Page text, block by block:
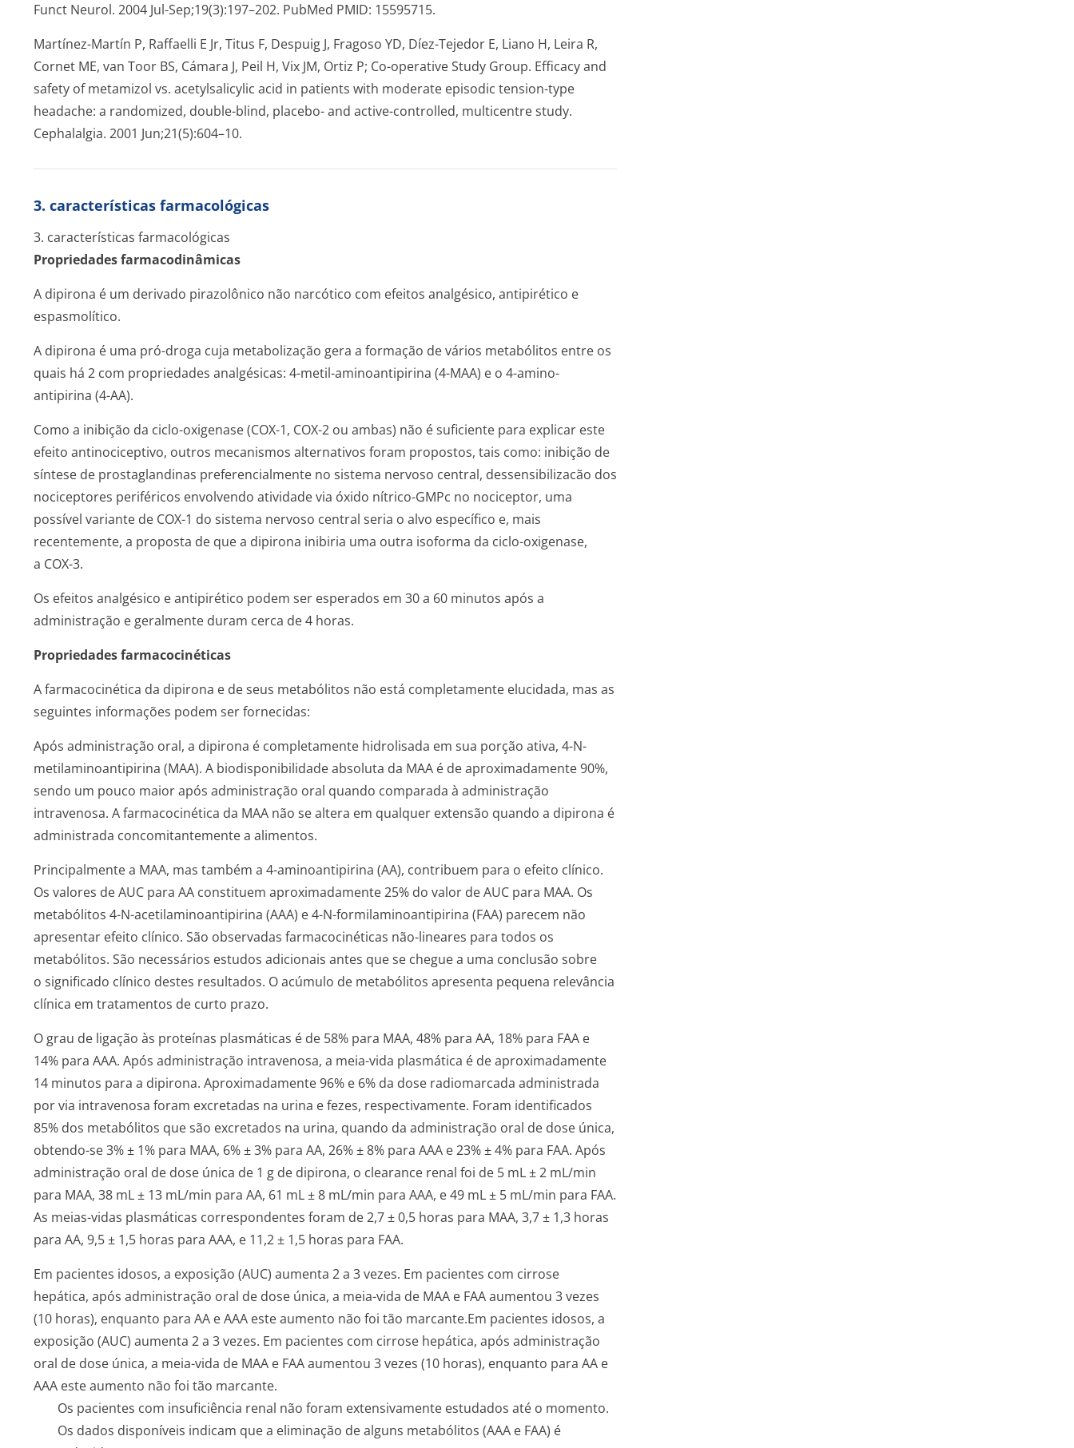
Funct Neurol. 2004 Jul-Sep;19(3):197–202. PubMed PMID: 15595715.
Martínez-Martín P, Raffaelli E Jr, Titus F, Despuig J, Fragoso YD, Díez-Tejedor E, Liano H, Leira R,
Cornet ME, van Toor BS, Cámara J, Peil H, Vix JM, Ortiz P; Co-operative Study Group. Efficacy and
safety of metamizol vs. acetylsalicylic acid in patients with moderate episodic tension-type
headache: a randomized, double-blind, placebo- and active-controlled, multicentre study.
Cephalalgia. 2001 Jun;21(5):604–10.
3. características farmacológicas
3. características farmacológicas
Propriedades farmacodinâmicas
A dipirona é um derivado pirazolônico não narcótico com efeitos analgésico, antipirético e
espasmolítico.
A dipirona é uma pró-droga cuja metabolização gera a formação de vários metabólitos entre os
quais há 2 com propriedades analgésicas: 4-metil-aminoantipirina (4-MAA) e o 4-amino-
antipirina (4-AA).
Como a inibição da ciclo-oxigenase (COX-1, COX-2 ou ambas) não é suficiente para explicar este
efeito antinociceptivo, outros mecanismos alternativos foram propostos, tais como: inibição de
síntese de prostaglandinas preferencialmente no sistema nervoso central, dessensibilizacão dos
nociceptores periféricos envolvendo atividade via óxido nítrico-GMPc no nociceptor, uma
possível variante de COX-1 do sistema nervoso central seria o alvo específico e, mais
recentemente, a proposta de que a dipirona inibiria uma outra isoforma da ciclo-oxigenase,
a COX-3.
Os efeitos analgésico e antipirético podem ser esperados em 30 a 60 minutos após a
administração e geralmente duram cerca de 4 horas.
Propriedades farmacocinéticas
A farmacocinética da dipirona e de seus metabólitos não está completamente elucidada, mas as
seguintes informações podem ser fornecidas:
Após administração oral, a dipirona é completamente hidrolisada em sua porção ativa, 4-N-
metilaminoanti­pirina (MAA). A biodisponibi­lidade absoluta da MAA é de aproximadamente 90%,
sendo um pouco maior após administração oral quando comparada à administração
intravenosa. A farmacocinética da MAA não se altera em qualquer extensão quando a dipirona é
administrada concomitantemente a alimentos.
Principalmente a MAA, mas também a 4-aminoantipirina (AA), contribuem para o efeito clínico.
Os valores de AUC para AA constituem aproximadamente 25% do valor de AUC para MAA. Os
metabólitos 4-N-acetilaminoan­tipirina (AAA) e 4-N-formilaminoan­tipirina (FAA) parecem não
apresentar efeito clínico. São observadas farmacocinéticas não-lineares para todos os
metabólitos. São necessários estudos adicionais antes que se chegue a uma conclusão sobre
o significado clínico destes resultados. O acúmulo de metabólitos apresenta pequena relevância
clínica em tratamentos de curto prazo.
O grau de ligação às proteínas plasmáticas é de 58% para MAA, 48% para AA, 18% para FAA e
14% para AAA. Após administração intravenosa, a meia-vida plasmática é de aproximadamente
14 minutos para a dipirona. Aproximadamente 96% e 6% da dose radiomarcada administrada
por via intravenosa foram excretadas na urina e fezes, respectivamente. Foram identificados
85% dos metabólitos que são excretados na urina, quando da administração oral de dose única,
obtendo-se 3% ± 1% para MAA, 6% ± 3% para AA, 26% ± 8% para AAA e 23% ± 4% para FAA. Após
administração oral de dose única de 1 g de dipirona, o clearance renal foi de 5 mL ± 2 mL/min
para MAA, 38 mL ± 13 mL/min para AA, 61 mL ± 8 mL/min para AAA, e 49 mL ± 5 mL/min para FAA.
As meias-vidas plasmáticas correspondentes foram de 2,7 ± 0,5 horas para MAA, 3,7 ± 1,3 horas
para AA, 9,5 ± 1,5 horas para AAA, e 11,2 ± 1,5 horas para FAA.
Em pacientes idosos, a exposição (AUC) aumenta 2 a 3 vezes. Em pacientes com cirrose
hepática, após administração oral de dose única, a meia-vida de MAA e FAA aumentou 3 vezes
(10 horas), enquanto para AA e AAA este aumento não foi tão marcante.Em pacientes idosos, a
exposição (AUC) aumenta 2 a 3 vezes. Em pacientes com cirrose hepática, após administração
oral de dose única, a meia-vida de MAA e FAA aumentou 3 vezes (10 horas), enquanto para AA e
AAA este aumento não foi tão marcante.
Os pacientes com insuficiência renal não foram extensivamente estudados até o momento.
Os dados disponíveis indicam que a eliminação de alguns metabólitos (AAA e FAA) é